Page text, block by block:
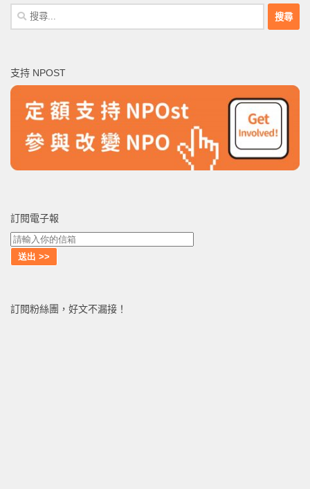
搜
尋
字:
支持 NPOST
訂閱電子報
訂閱粉絲團，好文不漏接！